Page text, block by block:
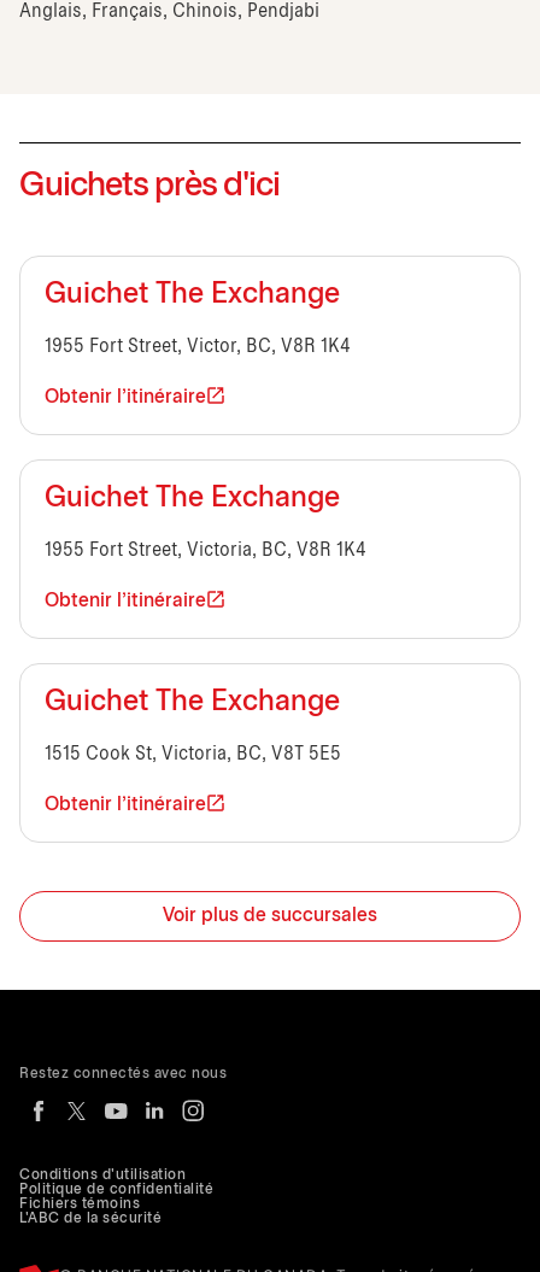
Anglais, Français, Chinois, Pendjabi
Guichets près d'ici
Guichet The Exchange
1955 Fort Street, Victor, BC, V8R 1K4
Obtenir l'itinéraire
Guichet The Exchange
1955 Fort Street, Victoria, BC, V8R 1K4
Obtenir l'itinéraire
Guichet The Exchange
1515 Cook St, Victoria, BC, V8T 5E5
Obtenir l'itinéraire
Voir plus de succursales
Conditions d'utilisation
Politique de confidentialité
Fichiers témoins
L'ABC de la sécurité
Restez connectés avec nous